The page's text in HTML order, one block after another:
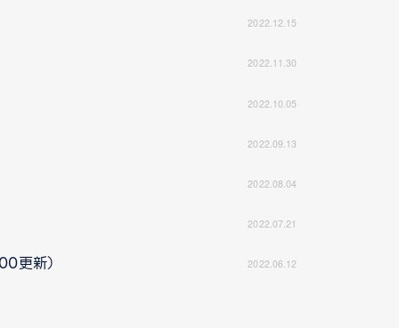
2022.12.15
2022.11.30
2022.10.05
2022.09.13
2022.08.04
2022.07.21
更新） 2022.06.12